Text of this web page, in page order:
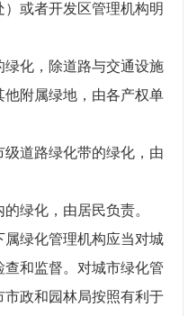
或者开发区管理机构明
化，除道路与交通设施
他附属绿地，由各产权单
道路绿化带的绿化，由
绿化，由居民负责。
绿化管理机构应当对城
和监督。对城市绿化管
政和园林局按照有利于